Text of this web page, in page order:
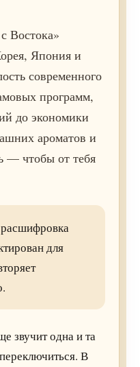
Востока»
Япония и
современного
программ,
до экономики
ароматов и
— чтобы от тебя
для
звучит одна и та
В